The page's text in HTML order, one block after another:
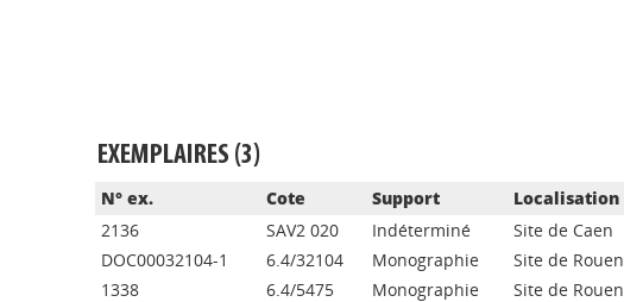
EXEMPLAIRES (3)
N° ex. Cote Support Localisation
2136
SAV2 020 Indéterminé Site de Caen
DOC00032104-1
6.4/32104 Monographie Site de Rouen
1338
6.4/5475 Monographie Site de Rouen